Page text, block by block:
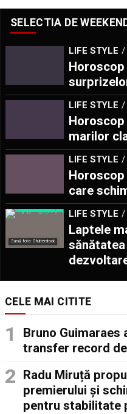
SELECTIA DE
LIFE STYLE
LIFE STYLE
marilor
LIFE STYLE
care
Sursă foto: Shutterstock
LIFE STYLE
Laptele
CELE MAI CITITE
Bruno Guimaraes
transfer record
Radu Miruță
premierului și
pentru stabilitate